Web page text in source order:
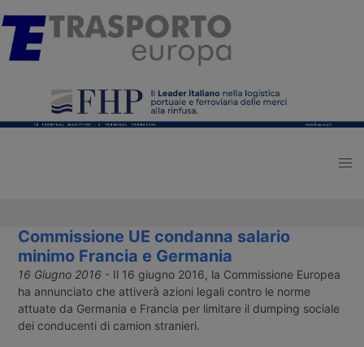
Commissione UE condanna salario
minimo Francia e Germania
16 Giugno 2016 - Il 16 giugno 2016, la Commissione Europea
ha annunciato che attiverà azioni legali contro le norme
attuate da Germania e Francia per limitare il dumping sociale
dei conducenti di camion stranieri.